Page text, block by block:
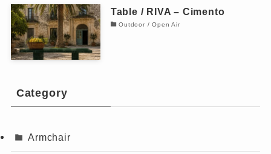
Table / RIVA – Cimento
Outdoor / Open Air
Category
Armchair